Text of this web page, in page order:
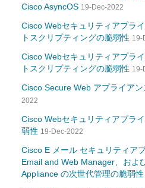
Cisco AsyncOS 19-Dec-2022
Cisco Webセキュリティアプラ
トスクリプティングの脆弱性 19-
Cisco Webセキュリティアプラ
トスクリプティングの脆弱性 19-
Cisco Secure Web アプライア
2022
Cisco Webセキュリティアプラ
弱性 19-Dec-2022
Cisco E メール セキュリティア
Email and Web Manager、およ
Appliance の次世代管理の脆弱性